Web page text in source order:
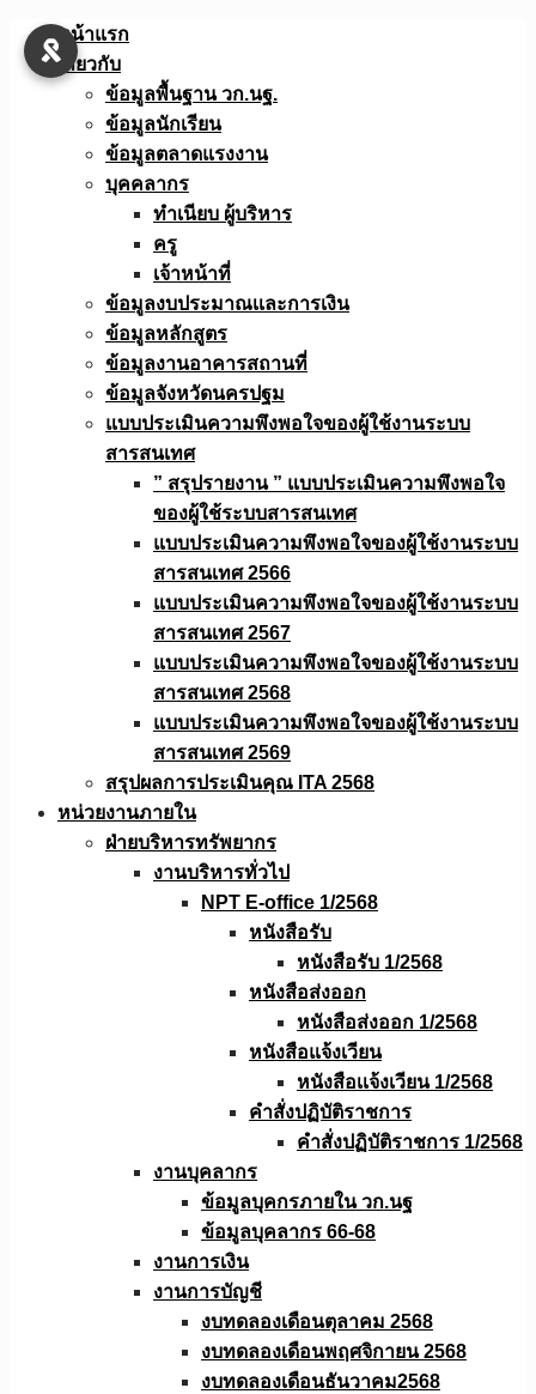
Skip
หน้าแรก
เกี่ยวกับ
ข้อมูลพื้นฐาน วก.นฐ.
ข้อมูลนักเรียน
ข้อมูลตลาดแรงงาน
บุคคลากร
ทำเนียบ ผู้บริหาร
ครู
เจ้าหน้าที่
ข้อมูลงบประมาณเเละการเงิน
ข้อมูลหลักสูตร
ข้อมูลงานอาคารสถานที่
ข้อมูลจังหวัดนครปฐม
แบบประเมินความพึงพอใจของผู้ใช้งานระบบ
สารสนเทศ
” สรุปรายงาน ” แบบประเมินความพึงพอใจ
ของผู้ใช้ระบบสารสนเทศ
แบบประเมินความพึงพอใจของผู้ใช้งานระบบ
สารสนเทศ 2566
แบบประเมินความพึงพอใจของผู้ใช้งานระบบ
สารสนเทศ 2567
แบบประเมินความพึงพอใจของผู้ใช้งานระบบ
สารสนเทศ 2568
แบบประเมินความพึงพอใจของผู้ใช้งานระบบ
สารสนเทศ 2569
สรุปผลการประเมินคุณ ITA 2568
หน่วยงานภายใน
ฝ่ายบริหารทรัพยากร
งานบริหารทั่วไป
NPT E-office 1/2568
หนังสือรับ
หนังสือรับ 1/2568
หนังสือส่งออก
หนังสือส่งออก 1/2568
หนังสือแจ้งเวียน
หนังสือเเจ้งเวียน 1/2568
คำสั่งปฏิบัติราชการ
คำสั่งปฏิบัติราชการ 1/2568
งานบุคลากร
ข้อมูลบุคกรภายใน วก.นฐ
ข้อมูลบุคลากร 66-68
งานการเงิน
งานการบัญชี
งบทดลองเดือนตุลาคม 2568
งบทดลองเดือนพฤศจิกายน 2568
งบทดลองเดือนธันวาคม2568